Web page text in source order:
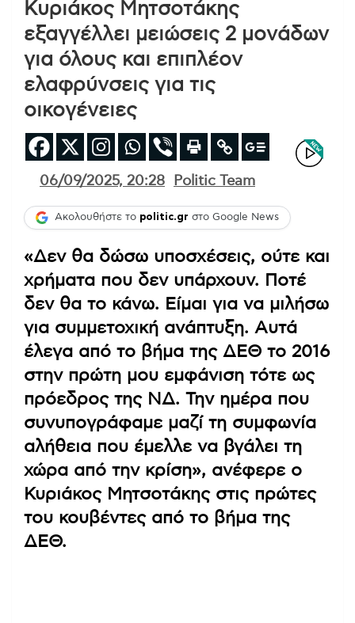
Κυριάκος Μητσοτάκης
εξαγγέλλει μειώσεις 2 μονάδων
για όλους και επιπλέον
ελαφρύνσεις για τις
οικογένειες
06/09/2025, 20:28 Politic Team
Ακολουθήστε το politic.gr στο Google News
«Δεν θα δώσω υποσχέσεις, ούτε και
χρήματα που δεν υπάρχουν. Ποτέ
δεν θα το κάνω. Είμαι για να μιλήσω
για συμμετοχική ανάπτυξη. Αυτά
έλεγα από το βήμα της ΔΕΘ το 2016
στην πρώτη μου εμφάνιση τότε ως
πρόεδρος της ΝΔ. Την ημέρα που
συνυπογράφαμε μαζί τη συμφωνία
αλήθεια που έμελλε να βγάλει τη
χώρα από την κρίση», ανέφερε ο
Κυριάκος Μητσοτάκης στις πρώτες
του κουβέντες από το βήμα της
ΔΕΘ.